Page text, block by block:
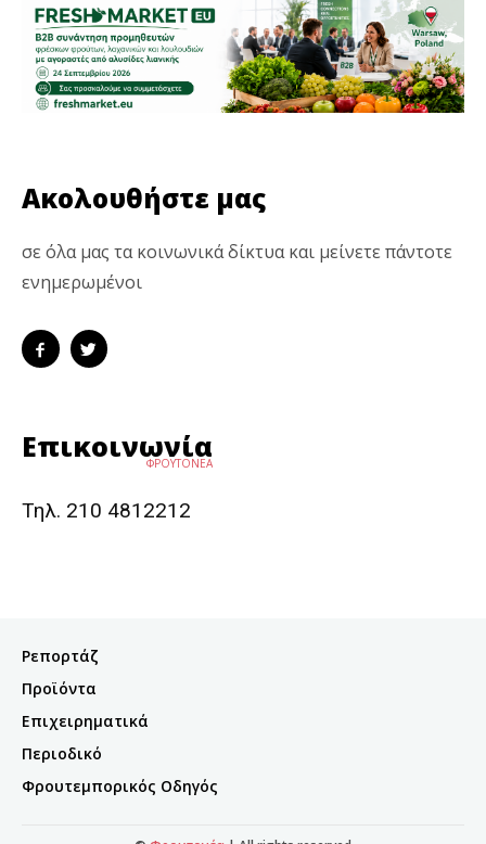
Ακολουθήστε μας
σε όλα μας τα κοινωνικά δίκτυα και μείνετε πάντοτε
ενημερωμένοι
Επικοινωνία
ΦΡΟΥΤΟΝΕΑ
Τηλ. 210 4812212
Ρεπορτάζ
Προϊόντα
Επιχειρηματικά
Περιοδικό
Φρουτεμπορικός Οδηγός